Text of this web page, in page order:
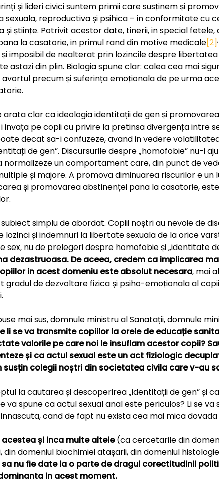
și lideri civici suntem primii care susținem și
sexuala, reproductiva și psihica – in conformitate cu
și științe. Potrivit acestor date, tinerii, in special
la casatorie, in primul rand din motive medicale[2],
imposibil de nealterat prin lozincile despre
astazi din plin. Biologia spune clar: calea cea mai
precum și suferința emoționala de pe urma
clar ca ideologia identitații de gen și
invața pe copii cu privire la pretinsa divergența intre
decat sa-i confuzeze, avand in vedere
de gen”. Discursurile despre „homofobie” nu-i
un comportament care, din punct de
și majore. A promova diminuarea riscurilor e un
și promovarea abstinenței pana la casatorie,
simplu de abordat. Copiii noștri au nevoie de
lozinci și indemnuri la libertate sexuala de la orice
sex, nu de prelegeri despre homofobie și „identitate
dezastruoasa. De aceea, credem ca implicarea
in acest domeniu este absolut necesara, mai
de dezvoltare fizica și psiho-emoționala al
mai sus, domnule ministru al Sanatații, domnule
li se va transmite copiilor la orele de educație
valorile pe care noi le insuflam acestor copii?
și ca actul sexual este un act fiziologic
colegii noștri din societatea civila care v-au
la cautarea și descoperirea „identitații de gen” și
va spune ca actul sexual anal este periculos? Li se va
cand de fapt nu exista cea mai mica
și inca multe altele(ca cercetarile din
domeniul biochimiei atașarii, din domeniul
nu fie date la o parte de dragul corectitudinii
in acest moment.